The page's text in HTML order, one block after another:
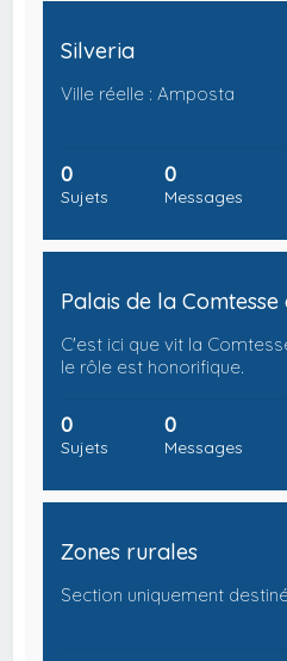
Silveria
Ville réelle : Amposta
0
Sujets
0
Messages
Palais de la
C'est ici que vit la
le rôle est honorifique.
0
Sujets
0
Messages
Zones rurales
Section uniquement